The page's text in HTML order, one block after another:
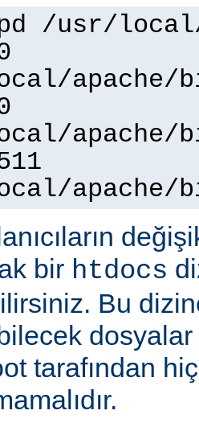
/usr/
apache/
apache/
apache/
bir htdocs
Bu
tarafından